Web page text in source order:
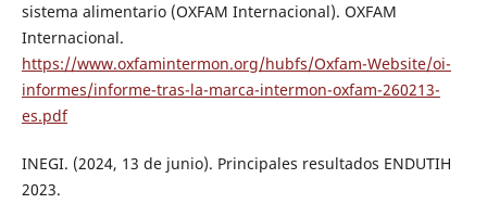
sistema alimentario (OXFAM Internacional). OXFAM
Internacional.
https://www.oxfamintermon.org/hubfs/Oxfam-Website/oi-
informes/informe-tras-la-marca-intermon-oxfam-260213-
es.pdf
INEGI. (2024, 13 de junio). Principales resultados ENDUTIH
2023.